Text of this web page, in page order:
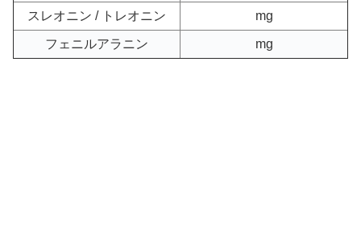
スレオニン / トレオニン mg
フェニルアラニン mg